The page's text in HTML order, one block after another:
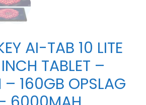
AI-TAB 10 LITE
TABLET –
160GB OPSLAG